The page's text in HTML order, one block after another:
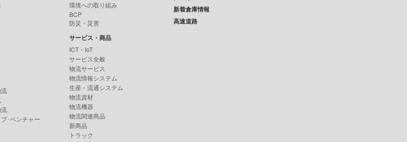
･ベンチャー
環境への取り組み
BCP
防災・災害
サービス・商品
ICT・IoT
サービス全般
物流サービス
物流情報システム
生産・流通システム
物流資材
物流機器
物流関連商品
新商品
トラック
新着倉庫情報
高速道路